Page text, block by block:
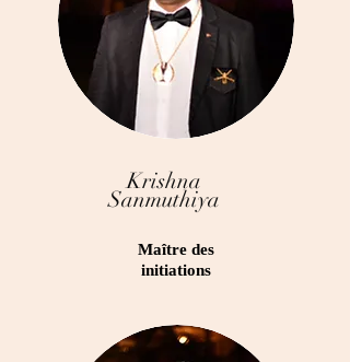
Krishna
Sanmuthiya
Maître des
initiations